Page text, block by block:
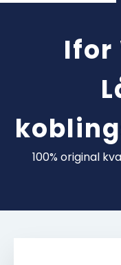
Ifor
100% original